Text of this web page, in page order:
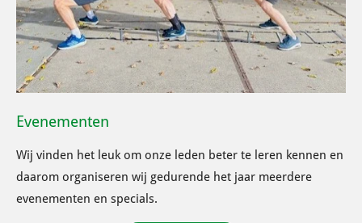
Evenementen
Wij vinden het leuk om onze leden beter te leren kennen en
daarom organiseren wij gedurende het jaar meerdere
evenementen en specials.